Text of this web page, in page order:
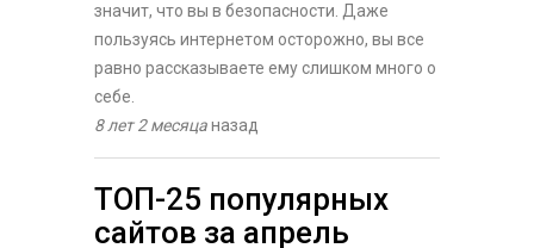
значит, что вы в безопасности. Даже
пользуясь интернетом осторожно, вы все
равно рассказываете ему слишком много о
себе.
8 лет 2 месяцаназад
ТОП-25 популярных
сайтов за апрель